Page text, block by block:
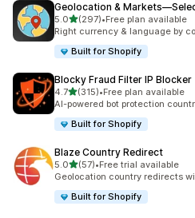
Geolocation &
5.0별 5개 중
(297)
총 리뷰 297개
•Free plan available
Right currency & language by
Built for Shopify
Blocky Fraud Filter IP Blocker
4.7별 5개 중
(315)
총 리뷰 315개
•Free plan available
AI-powered bot protection
Built for Shopify
Blaze Country Redirect
5.0별 5개 중
(57)
총 리뷰 57개
•Free trial available
Geolocation country redirects
Built for Shopify